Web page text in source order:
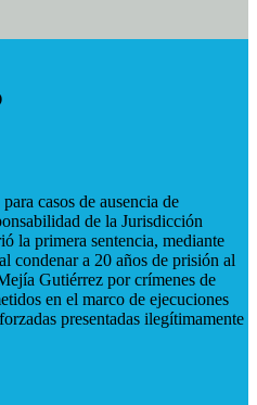
casos de ausencia de
de la Jurisdicción
la primera sentencia, mediante
condenar a 20 años de prisión al
Gutiérrez por crímenes de
en el marco de ejecuciones
presentadas ilegítimamente